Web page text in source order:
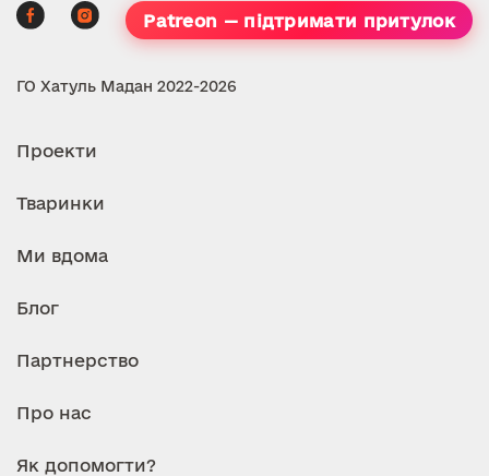
Patreon — підтримати притулок
ГО Хатуль Мадан 2022-2026
Проекти
Тваринки
Ми вдома
Блог
Партнерство
Про нас
Як допомогти?